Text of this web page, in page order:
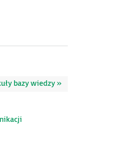
bazy wiedzy »